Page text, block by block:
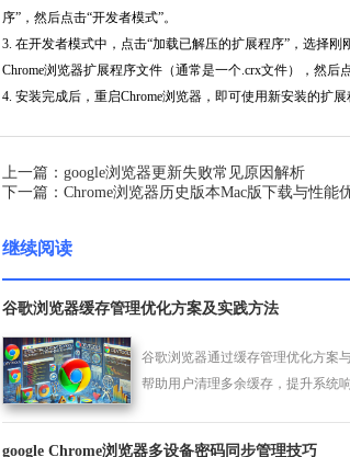
序”，然后点击“开发者模式”。
3. 在开发者模式中，点击“加载已解压的扩展程序”，选择刚
Chrome浏览器扩展程序文件（通常是一个.crx文件），然后点
4. 安装完成后，重启Chrome浏览器，即可使用新安装的扩展
上一篇：google浏览器更新失败常见原因解析
继续阅读
谷歌浏览器缓存管理优化方案及实践方法
谷歌浏览器通过缓存管理优化方案
帮助用户清理多余缓存，提升系统
google Chrome浏览器多设备密码同步管理技巧